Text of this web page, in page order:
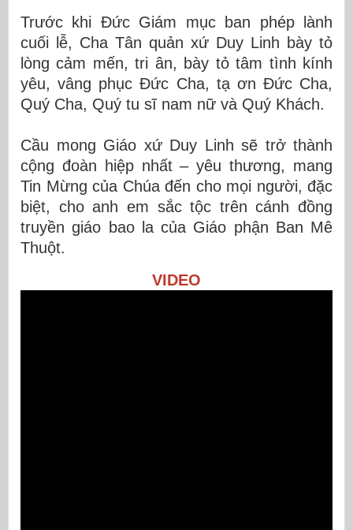
Trước khi Đức Giám mục ban phép lành
cuối lễ, Cha Tân quản xứ Duy Linh bày tỏ
lòng cảm mến, tri ân, bày tỏ tâm tình kính
yêu, vâng phục Đức Cha, tạ ơn Đức Cha,
Quý Cha, Quý tu sĩ nam nữ và Quý Khách.
Cầu mong Giáo xứ Duy Linh sẽ trở thành
cộng đoàn hiệp nhất – yêu thương, mang
Tin Mừng của Chúa đến cho mọi người, đặc
biệt, cho anh em sắc tộc trên cánh đồng
truyền giáo bao la của Giáo phận Ban Mê
Thuột.
VIDEO